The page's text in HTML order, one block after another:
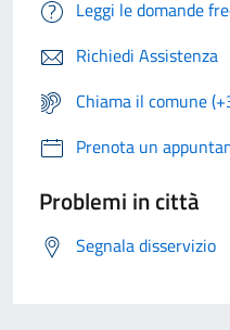
Leggi le domande
Richiedi Assistenza
Chiama il comune
Prenota un
Problemi in città
Segnala disservizio